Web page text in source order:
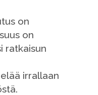
on
on
ratkaisun
irrallaan